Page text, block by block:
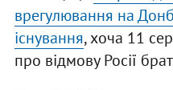
врегулювання на
існування, хоча 11
про відмову Росії